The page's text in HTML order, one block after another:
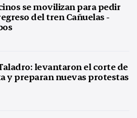
se movilizan para pedir
del tren Cañuelas -
levantaron el corte de
y preparan nuevas protestas